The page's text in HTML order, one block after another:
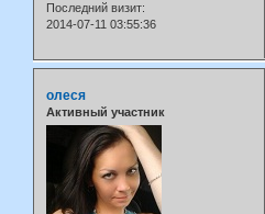
Последний визит:
2014-07-11 03:55:36
олеся
Активный участник